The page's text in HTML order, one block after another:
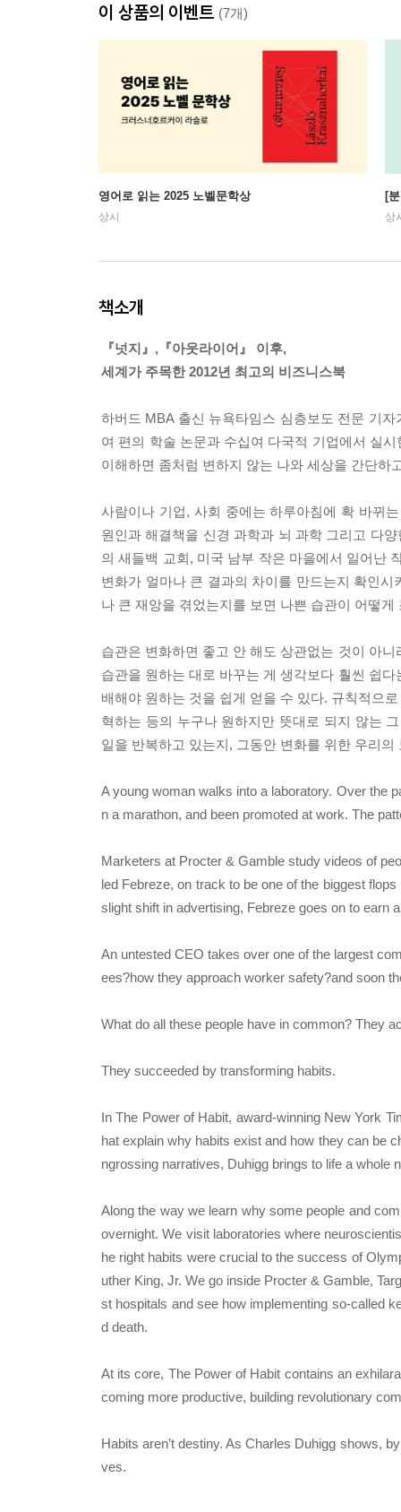
이 상품의 이벤트 (7개)
영어로 읽는 2025 노벨문학상
상시
[
상
책소개
『넛지』,『아웃라이어』 이후,
세계가 주목한 2012년 최고의 비즈니스북
하버드 MBA 출신 뉴욕타임스 심층보도 전문 기
여 편의 학술 논문과 수십여 다국적 기업에서 실
이해하면 좀처럼 변하지 않는 나와 세상을 간단하
사람이나 기업, 사회 중에는 하루아침에 확 바뀌
원인과 해결책을 신경 과학과 뇌 과학 그리고 다
의 새들백 교회, 미국 남부 작은 마을에서 일어난
변화가 얼마나 큰 결과의 차이를 만드는지 확인
나 큰 재앙을 겪었는지를 보면 나쁜 습관이 어떻
습관은 변화하면 좋고 안 해도 상관없는 것이 아
습관을 원하는 대로 바꾸는 게 생각보다 훨씬 쉽
배해야 원하는 것을 쉽게 얻을 수 있다. 규칙적으
혁하는 등의 누구나 원하지만 뜻대로 되지 않는
일을 반복하고 있는지, 그동안 변화를 위한 우리
A young woman walks into a laboratory. Over the
n a marathon, and been promoted at work. The
Marketers at Procter & Gamble study videos of
led Febreze, on track to be one of the biggest
slight shift in advertising, Febreze goes on to earn
An untested CEO takes over one of the largest
ees?how they approach worker safety?and soon
What do all these people have in common? They
They succeeded by transforming habits.
In The Power of Habit, award-winning New York
hat explain why habits exist and how they can be
ngrossing narratives, Duhigg brings to life a whole
Along the way we learn why some people and
overnight. We visit laboratories where
he right habits were crucial to the success of
uther King, Jr. We go inside Procter & Gamble,
st hospitals and see how implementing so-called
d death.
At its core, The Power of Habit contains an
coming more productive, building revolutionary
Habits aren’t destiny. As Charles Duhigg shows,
ves.